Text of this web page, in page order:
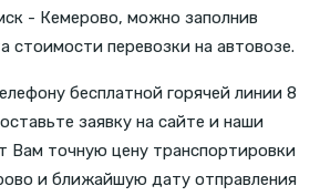
- Кемерово, можно заполнив
стоимости перевозки на автовозе.
бесплатной горячей линии 8
заявку на сайте и наши
точную цену транспортировки
и ближайшую дату отправления